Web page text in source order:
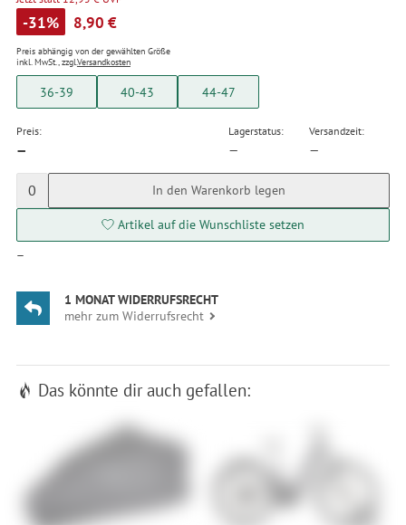
-31% 8,90 €
Preis abhängig von der gewählten Größe
inkl. MwSt., zzgl.Versandkosten
36-39 40-43 44-47
Preis:
—
Lagerstatus:
—
Versandzeit:
—
0 In den Warenkorb legen
Artikel auf die Wunschliste setzen
—
1 MONAT WIDERRUFSRECHT
mehr zum Widerrufsrecht
Das könnte dir auch gefallen: